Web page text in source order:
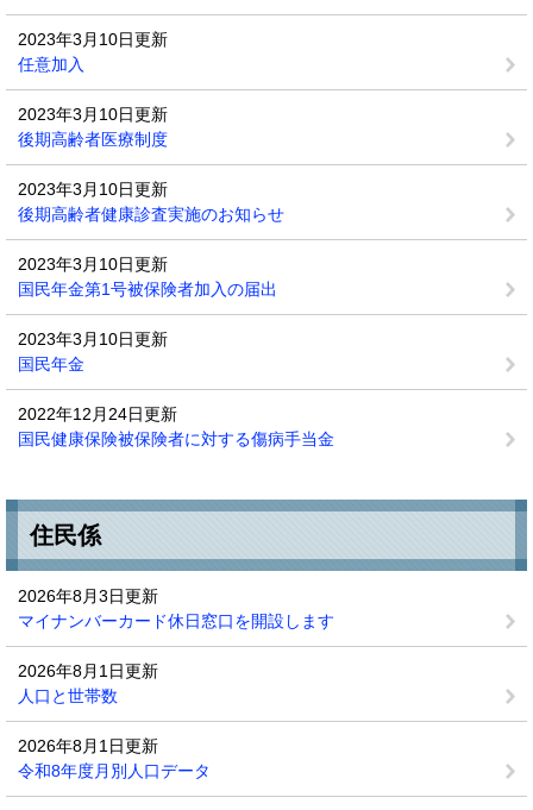
2023年3月10日更新
任意加入
2023年3月10日更新
後期高齢者医療制度
2023年3月10日更新
後期高齢者健康診査実施のお知らせ
2023年3月10日更新
国民年金第1号被保険者加入の届出
2023年3月10日更新
国民年金
2022年12月24日更新
国民健康保険被保険者に対する傷病手当金
住民係
2026年8月3日更新
マイナンバーカード休日窓口を開設します
2026年8月1日更新
人口と世帯数
2026年8月1日更新
令和8年度月別人口データ